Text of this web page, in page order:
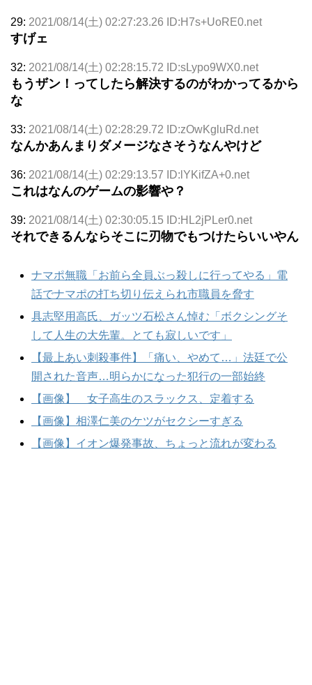
29: 2021/08/14(土) 02:27:23.26 ID:H7s+UoRE0.net
すげェ
32: 2021/08/14(土) 02:28:15.72 ID:sLypo9WX0.net
もうザン！ってしたら解決するのがわかってるから
な
33: 2021/08/14(土) 02:28:29.72 ID:zOwKgluRd.net
なんかあんまりダメージなさそうなんやけど
36: 2021/08/14(土) 02:29:13.57 ID:lYKifZA+0.net
これはなんのゲームの影響や？
39: 2021/08/14(土) 02:30:05.15 ID:HL2jPLer0.net
それできるんならそこに刃物でもつけたらいいやん
ナマポ無職「お前ら全員ぶっ殺しに行ってやる」電
話でナマポの打ち切り伝えられ市職員を脅す
具志堅用高氏、ガッツ石松さん悼む「ボクシングそ
して人生の大先輩。とても寂しいです」
【最上あい刺殺事件】「痛い、やめて…」法廷で公
開された音声…明らかになった犯行の一部始終
【画像】 女子高生のスラックス、定着する
【画像】相澤仁美のケツがセクシーすぎる
【画像】イオン爆発事故、ちょっと流れが変わる